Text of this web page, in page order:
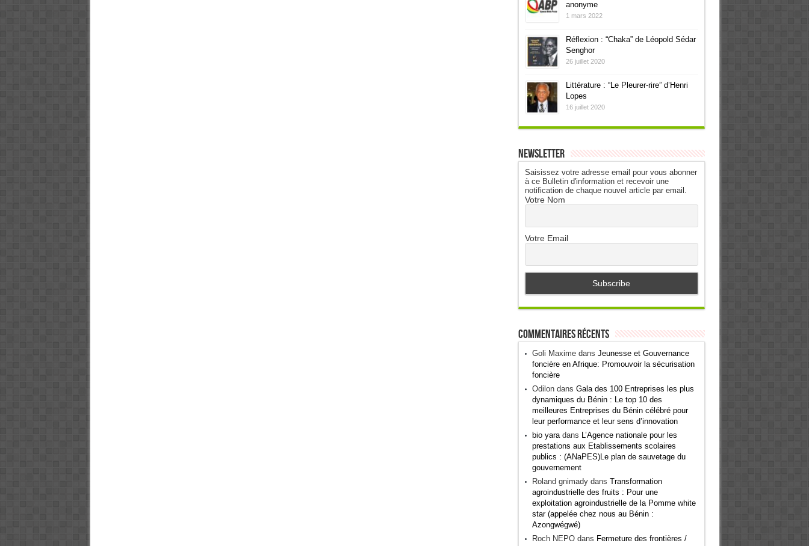
anonyme
1 mars 2022
Réflexion : “Chaka” de Léopold Sédar
Senghor
26 juillet 2020
Littérature : “Le Pleurer-rire” d’Henri
Lopes
16 juillet 2020
Newsletter
Saisissez votre adresse email pour vous abonner
à ce Bulletin d'information et recevoir une
notification de chaque nouvel article par email.
Votre Nom
Votre Email
Commentaires récents
Goli Maximedans Jeunesse et Gouvernance
foncière en Afrique: Promouvoir la sécurisation
foncière
Odilondans Gala des 100 Entreprises les plus
dynamiques du Bénin : Le top 10 des
meilleures Entreprises du Bénin célébré pour
leur performance et leur sens d’innovation
bio yaradans L’Agence nationale pour les
prestations aux Etablissements scolaires
publics : (ANaPES)Le plan de sauvetage du
gouvernement
Roland gnimadydans Transformation
agroindustrielle des fruits : Pour une
exploitation agroindustrielle de la Pomme white
star (appelée chez nous au Bénin :
Azongwégwé)
Roch NEPOdans Fermeture des frontières /